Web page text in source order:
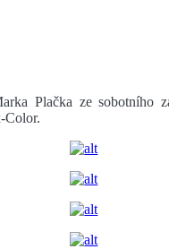
Plačka ze sobotního
Color.